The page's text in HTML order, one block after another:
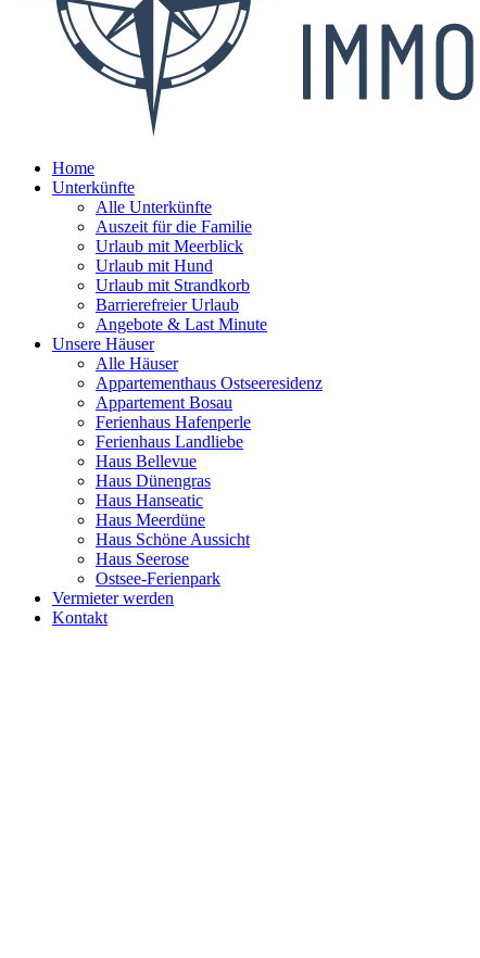
Home
Unterkünfte
Alle Unterkünfte
Auszeit für die Familie
Urlaub mit Meerblick
Urlaub mit Hund
Urlaub mit Strandkorb
Barrierefreier Urlaub
Angebote & Last Minute
Unsere Häuser
Alle Häuser
Appartementhaus Ostseeresidenz
Appartement Bosau
Ferienhaus Hafenperle
Ferienhaus Landliebe
Haus Bellevue
Haus Dünengras
Haus Hanseatic
Haus Meerdüne
Haus Schöne Aussicht
Haus Seerose
Ostsee-Ferienpark
Vermieter werden
Kontakt